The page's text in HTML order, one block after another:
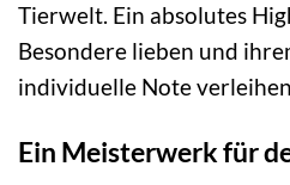
Tierwelt. Ein absolutes
Besondere lieben und
individuelle Note
Ein Meisterwerk für